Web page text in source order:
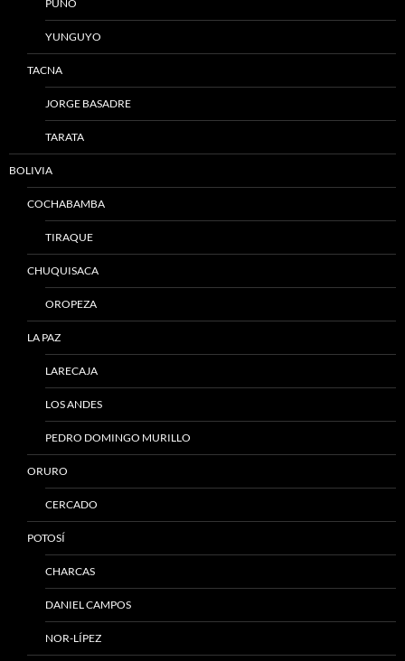
PUNO
YUNGUYO
TACNA
JORGE BASADRE
TARATA
BOLIVIA
COCHABAMBA
TIRAQUE
CHUQUISACA
OROPEZA
LA PAZ
LARECAJA
LOS ANDES
PEDRO DOMINGO MURILLO
ORURO
CERCADO
POTOSÍ
CHARCAS
DANIEL CAMPOS
NOR-LÍPEZ